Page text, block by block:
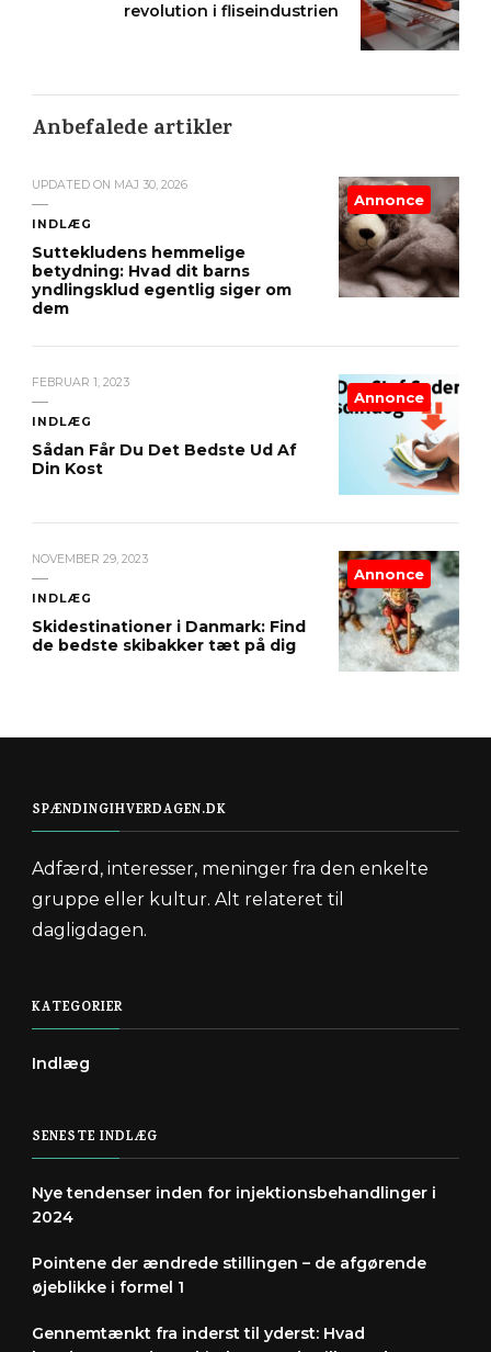
revolution i fliseindustrien
Anbefalede artikler
UPDATED ON MAJ 30, 2026
INDLÆG
Suttekludens hemmelige
betydning: Hvad dit barns
yndlingsklud egentlig siger om
dem
Annonce
FEBRUAR 1, 2023
INDLÆG
Sådan Får Du Det Bedste Ud Af
Din Kost
Annonce
NOVEMBER 29, 2023
INDLÆG
Skidestinationer i Danmark: Find
de bedste skibakker tæt på dig
Annonce
SPÆNDINGIHVERDAGEN.DK
Adfærd, interesser, meninger fra den enkelte
gruppe eller kultur. Alt relateret til
dagligdagen.
KATEGORIER
Indlæg
SENESTE INDLÆG
Nye tendenser inden for injektionsbehandlinger i
2024
Pointene der ændrede stillingen – de afgørende
øjeblikke i formel 1
Gennemtænkt fra inderst til yderst: Hvad